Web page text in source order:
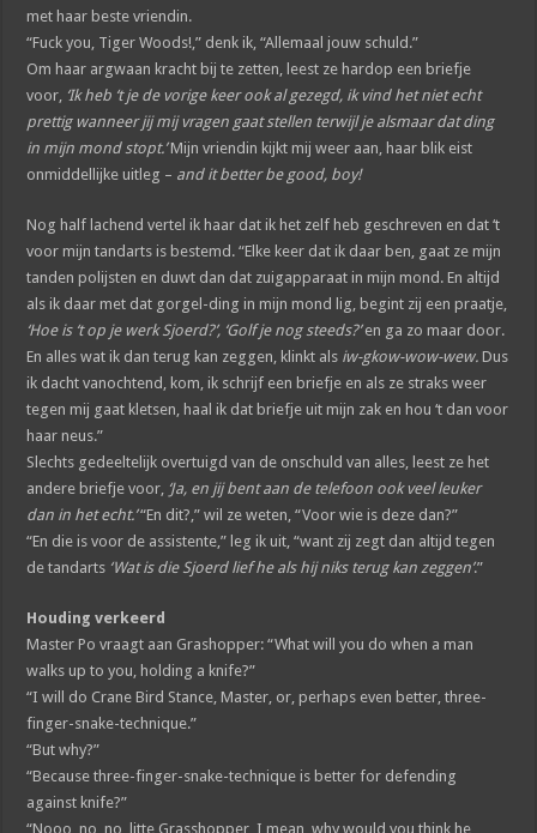
met haar beste vriendin.
“Fuck you, Tiger Woods!,” denk ik, “Allemaal jouw schuld.”
Om haar argwaan kracht bij te zetten, leest ze hardop een briefje
voor, ‘Ik heb ‘t je de vorige keer ook al gezegd, ik vind het niet echt
prettig wanneer jij mij vragen gaat stellen terwijl je alsmaar dat ding
in mijn mond stopt.’Mijn vriendin kijkt mij weer aan, haar blik eist
onmiddellijke uitleg – and it better be good, boy!
Nog half lachend vertel ik haar dat ik het zelf heb geschreven en dat ‘t
voor mijn tandarts is bestemd. “Elke keer dat ik daar ben, gaat ze mijn
tanden polijsten en duwt dan dat zuigapparaat in mijn mond. En altijd
als ik daar met dat gorgel-ding in mijn mond lig, begint zij een praatje,
‘Hoe is ‘t op je werk Sjoerd?’, ‘Golf je nog steeds?’en ga zo maar door.
En alles wat ik dan terug kan zeggen, klinkt als iw-gkow-wow-wew.Dus
ik dacht vanochtend, kom, ik schrijf een briefje en als ze straks weer
tegen mij gaat kletsen, haal ik dat briefje uit mijn zak en hou ‘t dan voor
haar neus.”
Slechts gedeeltelijk overtuigd van de onschuld van alles, leest ze het
andere briefje voor, ‘Ja, en jij bent aan de telefoon ook veel leuker
dan in het echt.’“En dit?,” wil ze weten, “Voor wie is deze dan?”
“En die is voor de assistente,” leg ik uit, “want zij zegt dan altijd tegen
de tandarts ‘Wat is die Sjoerd lief he als hij niks terug kan zeggen’.”
Houding verkeerd
Master Po vraagt aan Grashopper: “What will you do when a man
walks up to you, holding a knife?”
“I will do Crane Bird Stance, Master, or, perhaps even better, three-
finger-snake-technique.”
“But why?”
“Because three-finger-snake-technique is better for defending
against knife?”
“Nooo, no, no, litte Grasshopper, I mean, why would you think he